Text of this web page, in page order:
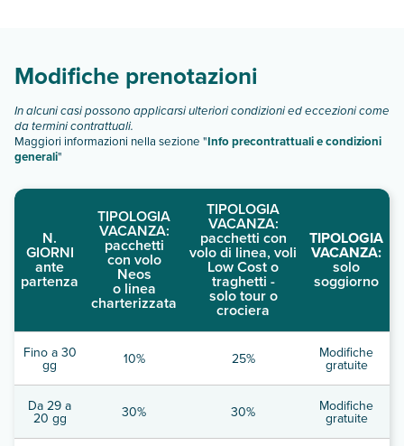
Modifiche prenotazioni
In alcuni casi possono applicarsi ulteriori condizioni ed eccezioni come
da termini contrattuali.
Maggiori informazioni nella sezione "Info precontrattuali e condizioni
generali"
N.
GIORNI
ante
partenza
TIPOLOGIA
VACANZA:
pacchetti
con volo
Neos
o linea
charterizzata
TIPOLOGIA
VACANZA:
pacchetti con
volo di linea, voli
Low Cost o
traghetti -
solo tour o
crociera
TIPOLOGIA
VACANZA:
solo
soggiorno
Fino a 30
gg 10% 25% Modifiche
gratuite
Da 29 a
20 gg 30% 30% Modifiche
gratuite